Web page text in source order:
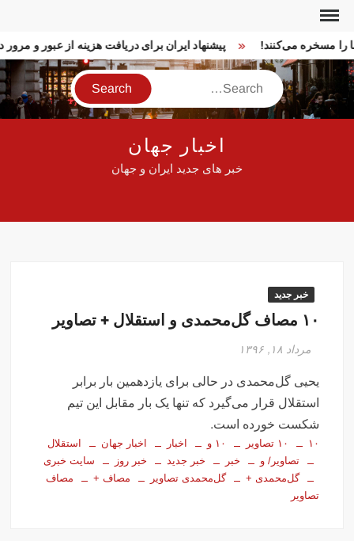
Skip
content
پیشنهاد ایران برای دریافت هزینه از عبور و را مسخره می‌کنند!
Search
اخبار جهان
خبر های جدید ایران و جهان
خبر جدید
۱۰ مصاف گل‌محمدی و استقلال + تصاویر
مرداد ۱۸, ۱۳۹۶
یحیی گل‌محمدی در حالی برای یازدهمین بار برابر
استقلال قرار می‌گیرد که تنها یک بار مقابل این تیم
شکست خورده است.
۱۰ ۱۰ تصاویر ۱۰ و اخبار اخبار جهان
استقلال
تصاویر/ و
خبر خبر جدید خبر روز
سایت خبری
گل‌محمدی +
گل‌محمدی تصاویر مصاف +
مصاف
تصاویر